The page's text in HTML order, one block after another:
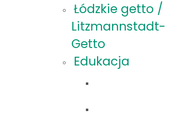
Łódzkie getto /
Litzmannstadt-
Getto
Edukacja